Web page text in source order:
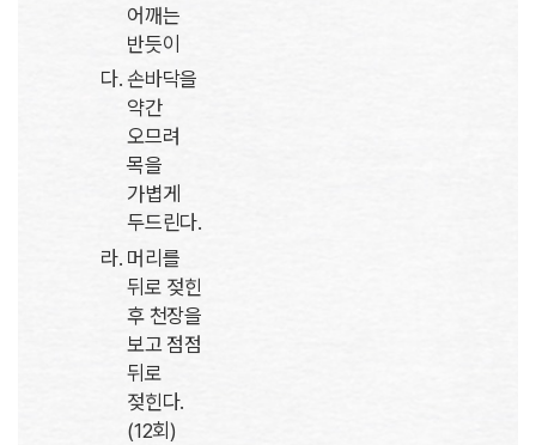
어깨는
반듯이
손바닥을
약간
오므려
목을
가볍게
두드린다.
머리를
뒤로 젖힌
후 천장을
보고 점점
뒤로
젖힌다.
(12회)